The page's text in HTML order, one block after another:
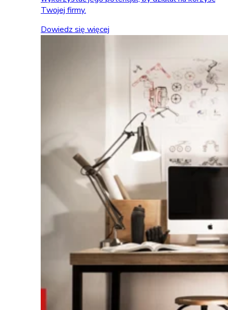
Twojej firmy.
Dowiedz się więcej